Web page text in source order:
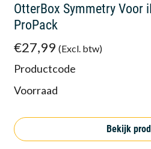
OtterBox Symmetry Voor
ProPack
€27,99 (Excl. btw)
Productcode
Voorraad
Bekijk